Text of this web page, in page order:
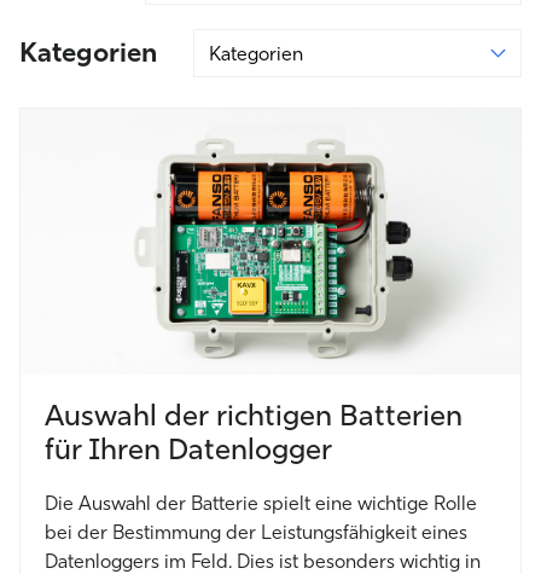
Kategorien
Auswahl der richtigen Batterien
für Ihren Datenlogger
Die Auswahl der Batterie spielt eine wichtige Rolle
bei der Bestimmung der Leistungsfähigkeit eines
Datenloggers im Feld. Dies ist besonders wichtig in